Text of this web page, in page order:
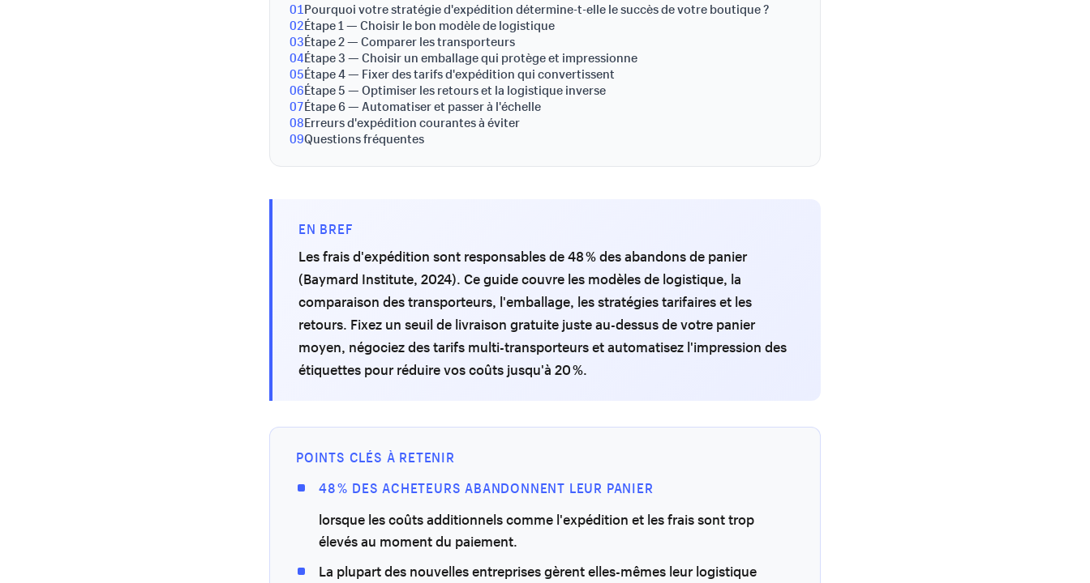
01Pourquoi votre stratégie d'expédition détermine-t-elle le succès de votre boutique ?
02Étape 1 — Choisir le bon modèle de logistique
03Étape 2 — Comparer les transporteurs
04Étape 3 — Choisir un emballage qui protège et impressionne
05Étape 4 — Fixer des tarifs d'expédition qui convertissent
06Étape 5 — Optimiser les retours et la logistique inverse
07Étape 6 — Automatiser et passer à l'échelle
08Erreurs d'expédition courantes à éviter
09Questions fréquentes
EN BREF
Les frais d'expédition sont responsables de 48 % des abandons de panier
(Baymard Institute, 2024). Ce guide couvre les modèles de logistique, la
comparaison des transporteurs, l'emballage, les stratégies tarifaires et les
retours. Fixez un seuil de livraison gratuite juste au-dessus de votre panier
moyen, négociez des tarifs multi-transporteurs et automatisez l'impression des
étiquettes pour réduire vos coûts jusqu'à 20 %.
POINTS CLÉS À RETENIR
48 % DES ACHETEURS ABANDONNENT LEUR PANIER
lorsque les coûts additionnels comme l'expédition et les frais sont trop
élevés au moment du paiement.
La plupart des nouvelles entreprises gèrent elles-mêmes leur logistique